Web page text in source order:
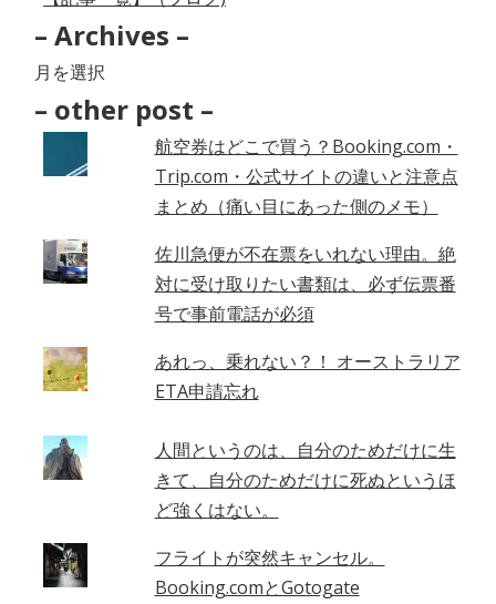
– Archives –
–
Archives
– other post –
航空券はどこで買う？Booking.com・
Trip.com・公式サイトの違いと注意点
まとめ（痛い目にあった側のメモ）
佐川急便が不在票をいれない理由。絶
対に受け取りたい書類は、必ず伝票番
号で事前電話が必須
あれっ、乗れない？！ オーストラリア
ETA申請忘れ
人間というのは、自分のためだけに生
きて、自分のためだけに死ぬというほ
ど強くはない。
フライトが突然キャンセル。
Booking.comとGotogate